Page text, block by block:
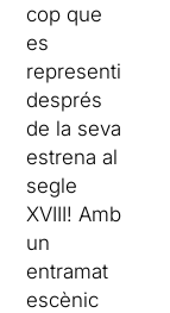
cop que
es
representi
després
de la seva
estrena al
segle
XVIII! Amb
un
entramat
escènic